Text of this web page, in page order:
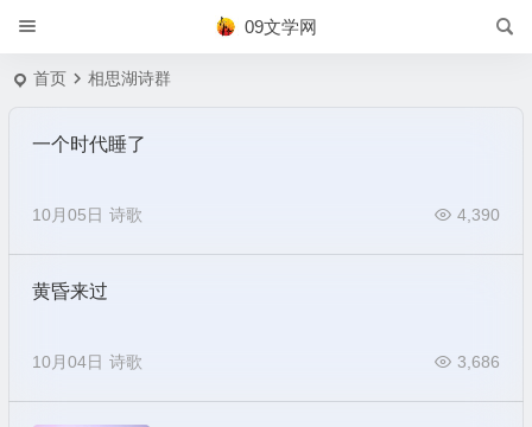
09文学网
首页 相思湖诗群
一个时代睡了
10月05日 诗歌 4,390
黄昏来过
10月04日 诗歌 3,686